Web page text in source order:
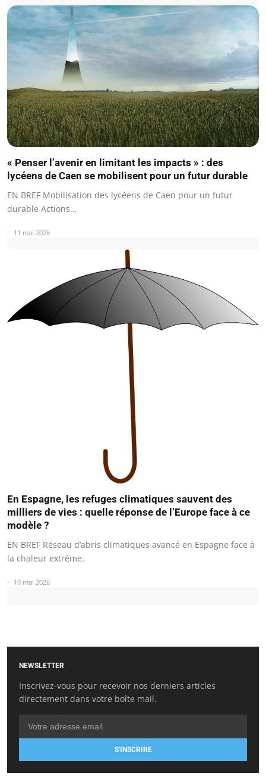
« Penser l’avenir en limitant les impacts » : des
lycéens de Caen se mobilisent pour un futur durable
EN BREF Mobilisation des lycéens de Caen pour un futur
durable Actions…
11 mai 2026
En Espagne, les refuges climatiques sauvent des
milliers de vies : quelle réponse de l’Europe face à ce
modèle ?
EN BREF Réseau d’abris climatiques avancé en Espagne face à
la chaleur extrême.
10 mai 2026
NEWSLETTER
Inscrivez-vous pour recevoir nos derniers articles
directement dans votre boîte mail.
S'INSCRIRE